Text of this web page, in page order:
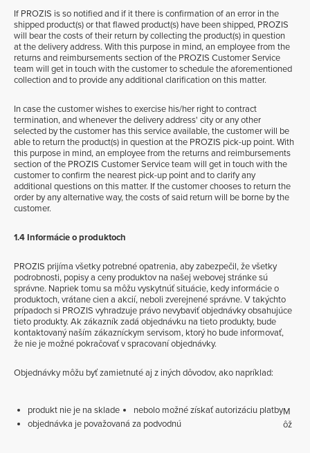
If PROZIS is so notified and if it there is confirmation of an error in the
shipped product(s) or that flawed product(s) have been shipped, PROZIS
will bear the costs of their return by collecting the product(s) in question
at the delivery address. With this purpose in mind, an employee from the
returns and reimbursements section of the PROZIS Customer Service
team will get in touch with the customer to schedule the aforementioned
collection and to provide any additional clarification on this matter.
In case the customer wishes to exercise his/her right to contract
termination, and whenever the delivery address' city or any other
selected by the customer has this service available, the customer will be
able to return the product(s) in question at the PROZIS pick-up point. With
this purpose in mind, an employee from the returns and reimbursements
section of the PROZIS Customer Service team will get in touch with the
customer to confirm the nearest pick-up point and to clarify any
additional questions on this matter. If the customer chooses to return the
order by any alternative way, the costs of said return will be borne by the
customer.
1.4 Informácie o produktoch
PROZIS prijíma všetky potrebné opatrenia, aby zabezpečil, že všetky
podrobnosti, popisy a ceny produktov na našej webovej stránke sú
správne. Napriek tomu sa môžu vyskytnúť situácie, kedy informácie o
produktoch, vrátane cien a akcií, neboli zverejnené správne. V takýchto
prípadoch si PROZIS vyhradzuje právo nevybaviť objednávky obsahujúce
tieto produkty. Ak zákazník zadá objednávku na tieto produkty, bude
kontaktovaný naším zákazníckym servisom, ktorý ho bude informovať,
že nie je možné pokračovať v spracovaní objednávky.
Objednávky môžu byť zamietnuté aj z iných dôvodov, ako napríklad:
produkt nie je na sklade
nebolo možné získať autorizáciu platby
objednávka je považovaná za podvodnú
M
ôž